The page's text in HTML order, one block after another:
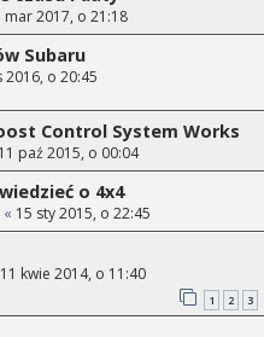
mar 2017, o 21:18
Subaru
2016, o 20:45
Control System Works
11 paź 2015, o 00:04
o 4x4
« 15 sty 2015, o 22:45
11 kwie 2014, o 11:40
1 2 3